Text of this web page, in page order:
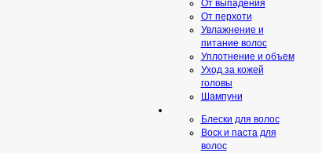
От выпадения
От перхоти
Увлажнение и
питание волос
Уплотнение и объем
Уход за кожей
головы
Шампуни
Блески для волос
Воск и паста для
волос